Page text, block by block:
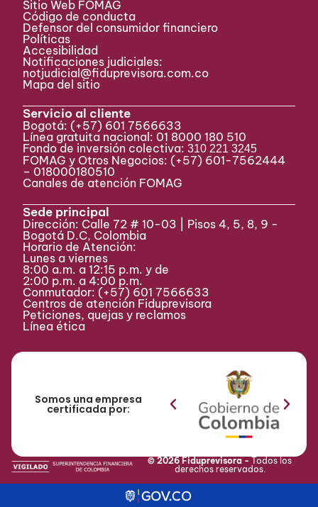
Sitio Web FOMAG
Código de conducta
Defensor del consumidor financiero
Políticas
Accesibilidad
Notificaciones judiciales:
notjudicial@fiduprevisora.com.co
Mapa del sitio
Servicio al cliente
Bogotá: (+57) 601 7566633
Línea gratuita nacional: 01 8000 180 510
Fondo de inversión colectiva:310 221 3245
FOMAG y Otros Negocios: (+57) 601-7562444
– 018000180510
Canales de atención FOMAG
Sede principal
Dirección: Calle 72 # 10-03 | Pisos 4, 5, 8, 9 -
Bogotá D.C, Colombia
Horario de Atención:
Lunes a viernes
8:00 a.m. a 12:15 p.m. y de
2:00 p.m. a 4:00 p.m.
Conmutador: (+57) 601 7566633
Centros de atención Fiduprevisora
Peticiones, quejas y reclamos
Línea ética
Somos una empresa
certificada por:
© 2026 Fiduprevisora -Todos los
derechos reservados.